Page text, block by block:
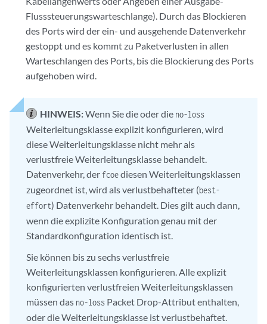
Flusssteuerungswarteschlange). Durch das Blockieren
des Ports wird der ein- und ausgehende Datenverkehr
gestoppt und es kommt zu Paketverlusten in allen
Warteschlangen des Ports, bis die Blockierung des Ports
aufgehoben wird.
HINWEIS:Wenn Sie die oder die no-loss
Weiterleitungsklasse explizit konfigurieren, wird
diese Weiterleitungsklasse nicht mehr als
verlustfreie Weiterleitungsklasse behandelt.
Datenverkehr, der fcoediesen Weiterleitungsklassen
zugeordnet ist, wird als verlustbehafteter (best-
effort) Datenverkehr behandelt. Dies gilt auch dann,
wenn die explizite Konfiguration genau mit der
Standardkonfiguration identisch ist.
Sie können bis zu sechs verlustfreie
Weiterleitungsklassen konfigurieren. Alle explizit
konfigurierten verlustfreien Weiterleitungsklassen
müssen das no-loss Packet Drop-Attribut enthalten,
oder die Weiterleitungsklasse ist verlustbehaftet.